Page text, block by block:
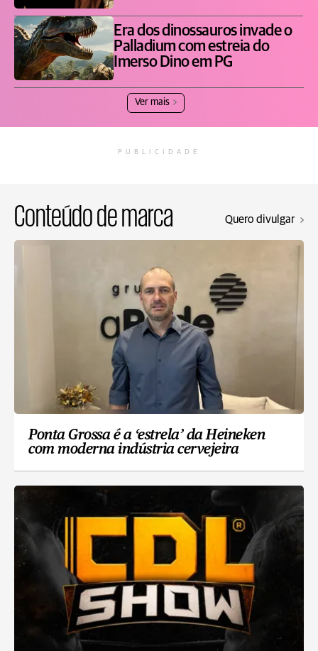
Era dos dinossauros invade o
Palladium com estreia do
Imerso Dino em PG
Ver mais
PUBLICIDADE
Conteúdo de marca Quero divulgar
Ponta Grossa é a ‘estrela’ da Heineken
com moderna indústria cervejeira